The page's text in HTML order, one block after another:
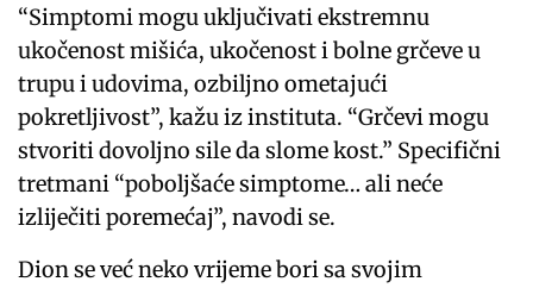
“Simptomi mogu uključivati ekstremnu
ukočenost mišića, ukočenost i bolne grčeve u
trupu i udovima, ozbiljno ometajući
pokretljivost”, kažu iz instituta. “Grčevi mogu
stvoriti dovoljno sile da slome kost.” Specifični
tretmani “poboljšaće simptome… ali neće
izliječiti poremećaj”, navodi se.
Dion se već neko vrijeme bori sa svojim